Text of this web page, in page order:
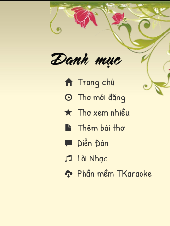
Trang chủ
Thơ mới đăng
Thơ xem nhiều
Thêm bài thơ
Diễn Đàn
Lời Nhạc
Phần mềm TKaraoke